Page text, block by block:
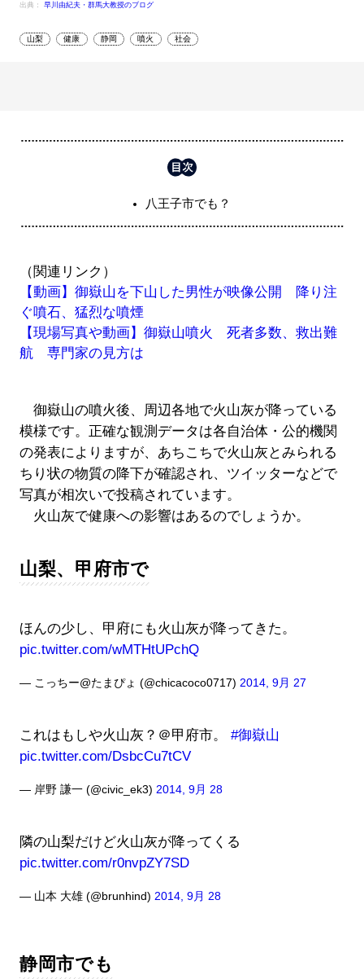
出典： 早川由紀夫・群馬大教授のブログ
山梨 健康 静岡 噴火 社会
八王子市でも？
（関連リンク）
【動画】御嶽山を下山した男性が映像公開 降り注
ぐ噴石、猛烈な噴煙
【現場写真や動画】御嶽山噴火 死者多数、救出難
航 専門家の見方は
御嶽山の噴火後、周辺各地で火山灰が降っている
模様です。正確な観測データは各自治体・公的機関
の発表によりますが、あちこちで火山灰とみられる
ちり状の物質の降下が確認され、ツイッターなどで
写真が相次いで投稿されています。
火山灰で健康への影響はあるのでしょうか。
山梨、甲府市で
ほんの少し、甲府にも火山灰が降ってきた。
pic.twitter.com/wMTHtUPchQ
— こっちー@たまぴょ (@chicacoco0717) 2014, 9月 27
これはもしや火山灰？＠甲府市。 #御嶽山
pic.twitter.com/DsbcCu7tCV
— 岸野 謙一 (@civic_ek3) 2014, 9月 28
隣の山梨だけど火山灰が降ってくる
pic.twitter.com/r0nvpZY7SD
— 山本 大雄 (@brunhind) 2014, 9月 28
静岡市でも